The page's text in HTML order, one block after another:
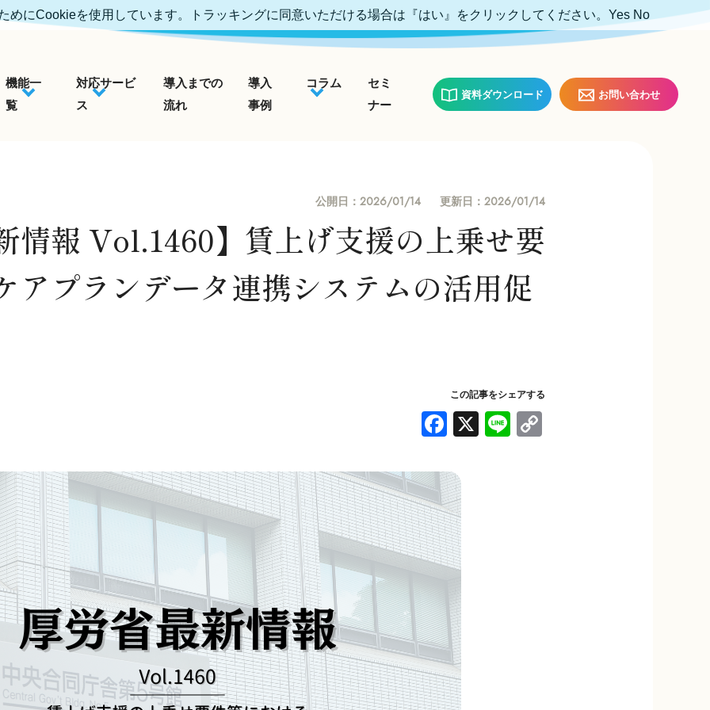
機能一
覧
対応サービ
ス
導入までの
流れ
導入
事例
コラム
セミ
ナー
資料ダウンロード お問い合わせ
公開日： 2026/01/14 更新日： 2026/01/14
情報 Vol.1460】賃上げ支援の上乗せ要
アプランデータ連携システムの活用促
この記事をシェアする
F
c
e
b
o
o
k
X Li
にCookieを使用しています。トラッキングに同意いただける場合は『はい』をクリックしてください。 Yes No